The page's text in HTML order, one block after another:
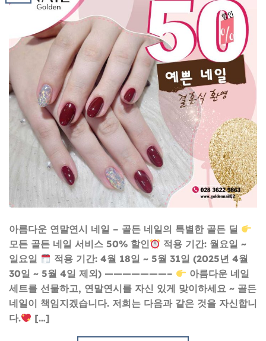
아름다운 연말연시 네일 – 골든 네일의 특별한 골든 딜
모든 골든 네일 서비스 50% 할인
적용 기간: 월요일 ~
일요일
적용 기간: 4월 18일 ~ 5월 31일 (2025년 4월
30일 ~ 5월 4일 제외) ———————–
아름다운 네일
세트를 선물하고, 연말연시를 자신 있게 맞이하세요 ~ 골든
네일이 책임지겠습니다. 저희는 다음과 같은 것을 자신합니
다.
[…]